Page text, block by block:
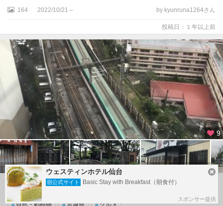
164 2022/10/21～ by kyunruna1264さん
投稿日：１年以上前
9
レンタカーで郊外へ 仙台 宮城野・若林
#自然・動植物 #宮城県 #グルメ
ウェスティンホテル仙台
宿公式サイト Basic Stay with Breakfast（朝食付）
スポンサー提供